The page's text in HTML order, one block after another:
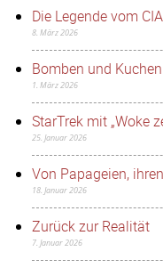
Die Legende vom
8. März 2026
Bomben und Kuchen
1. März 2026
StarTrek mit „Woke
25. Januar 2026
Von Papageien,
18. Januar 2026
Zurück zur Realität
7. Januar 2026